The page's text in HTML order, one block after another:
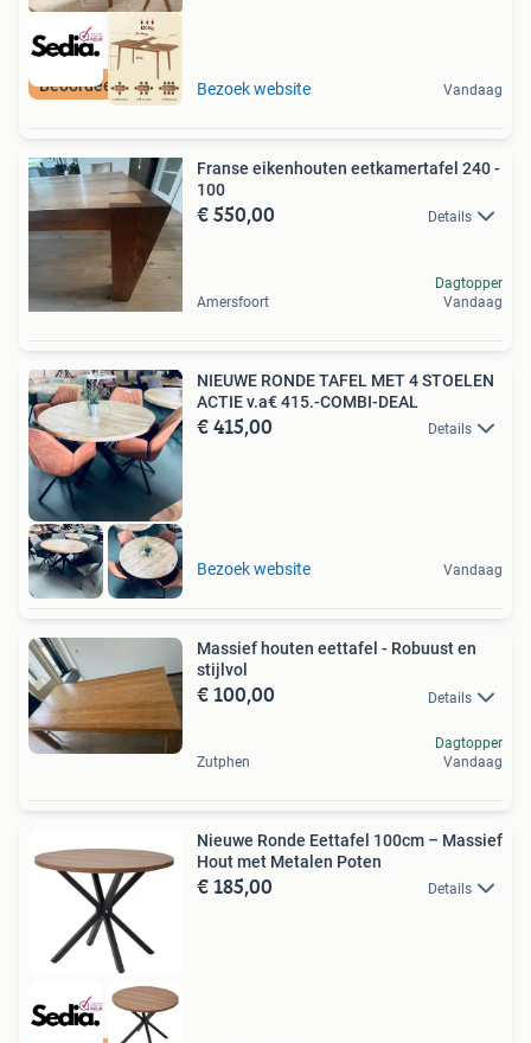
Beoordeeld met 9+ Bezoek website Vandaag
Franse eikenhouten eetkamertafel 240 -
100
€ 550,00 Details
Amersfoort
Dagtopper
Vandaag
NIEUWE RONDE TAFEL MET 4 STOELEN
ACTIE v.a€ 415.-COMBI-DEAL
€ 415,00 Details
Bezoek website Vandaag
Massief houten eettafel - Robuust en
stijlvol
€ 100,00 Details
Zutphen
Dagtopper
Vandaag
Nieuwe Ronde Eettafel 100cm – Massief
Hout met Metalen Poten
€ 185,00 Details